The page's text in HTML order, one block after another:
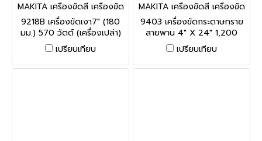
MAKITA เครื่องขัดสี เครื่องขัด
กระดาษทราย 9218B
9218B เครื่องขัดเงา7" (180
มม.) 570 วัตต์ (เครื่องเปล่า)
รอบเร็ว ไม่มีอุปกรณ์
เปรียบเทียบ
MAKITA เครื่องขัดสี เครื่องขัด
กระดาษทราย 9403
9403 เครื่องขัดกระดาษทราย
สายพาน 4" X 24" 1,200
วัตต์ + ถุง
เปรียบเทียบ